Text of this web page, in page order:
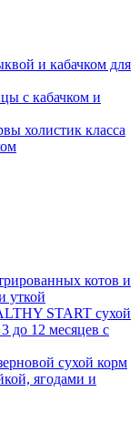
и кабачком для
с кабачком и
холистик класса
котов и
уткой
START сухой
до 12 месяцев с
сухой корм
ягодами и